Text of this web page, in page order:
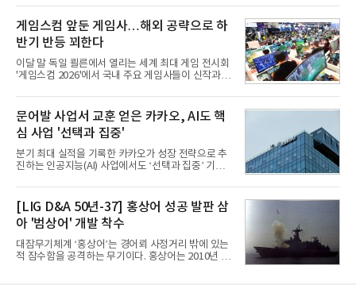
사업 확대
체로 참여했다. 체계개발에는 총 400여억 원의 개발
비와 62개월의 기간이 소요됐다. 한국형 GPS 유도폭
탄 KGGB(Korea GPS Guided Bomb)는 국내 최초
의 공대지 유도폭탄으로 2012년에 최종 전투용 적합
판정을 받았다.우리 공군이 운용하는 모든 전투기에
탑재할 수 있는 KGGB는 일반목적폭탄(General
Purpose Bomb)에 장착하여 운용토록 개발됐다.이
는 조종사가 휴대하는 명령통신장치(PDU, P
게임스컴 앞둔 게임사…해외 공략으로 하
반기 반등 꾀한다
이달 말 독일 쾰른에서 열리는 세계 최대 게임 전시회
'게임스컴 2026'에서 국내 주요 게임사들이 신작과 글
체별로 엇갈린 가운데 하반기 신작 흥행과 해외 시장
성과가 실적을 좌우할 핵심 변수로 떠오르고 있다.8일
업계에 따르면 올해 상반기 게임업계는 기업별 성적
표가 크게 갈렸다. 대표적으로 크래프톤은 'PUBG: 배
틀그라운드'의 안정적인 성장에 힘입어 상반기 연결
기준 매출 2조6616억원, 영업이익 9725억원으로 역
대 최대 실적을 기록했다. 엔씨도 올해 출시한 '아이온
동기 대
문어발 사업서 교훈 얻은 카카오, AI도 핵
심 사업 '선택과 집중'
분기 최대 실적을 기록한 카카오가 성장 전략으로 추
진하는 인공지능(AI) 사업에서도 ‘선택과 집중’ 기조
라 투자에 나서는 것과 달리, 카카오는 ‘카카오톡’이
라는 플랫폼 경쟁력을 활용한 AI 에이전트 서비스에
집중하는 전략이다. 과거 무리한 사업 확장 과정에서
겪었던 시행착오를 되풀이하지 않고 핵심 역량에 집
중하겠다는 취지로 풀이된다.7일 업계에 따르면 카카
오는 올해 2분기 연결 기준 매출 2조985억원, 영업이
익 2770억원을 기록했다. 전년 동기 대비 매출과 영업
[LIG D&A 50년-37] 홍상어 성공 발판 삼
아 '범상어' 개발 착수
대잠무기체계 ‘홍상어’는 경어뢰 사정거리 밖에 있는
적 잠수함을 공격하는 무기이다. 홍상어는 2010년 넥